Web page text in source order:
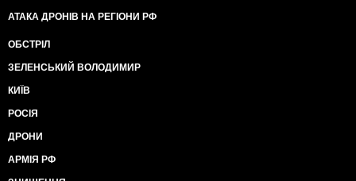
АТАКА ДРОНІВ НА РЕГІОНИ РФ
ОБСТРІЛ
ЗЕЛЕНСЬКИЙ ВОЛОДИМИР
КИЇВ
РОСІЯ
ДРОНИ
АРМІЯ РФ